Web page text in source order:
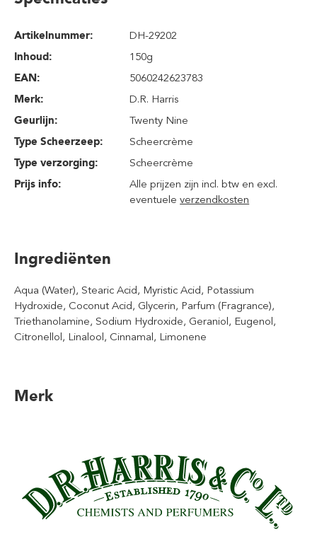
Artikelnummer:
DH-29202
Inhoud:
150g
EAN:
5060242623783
Merk:
D.R. Harris
Geurlijn:
Twenty Nine
Type Scheerzeep:
Scheercrème
Type verzorging:
Scheercrème
Prijs info:
Alle prijzen zijn incl. btw en excl.
eventueleverzendkosten
Ingrediënten
Aqua (Water), Stearic Acid, Myristic Acid, Potassium
Hydroxide, Coconut Acid, Glycerin, Parfum (Fragrance),
Triethanolamine, Sodium Hydroxide, Geraniol, Eugenol,
Citronellol, Linalool, Cinnamal, Limonene
Merk